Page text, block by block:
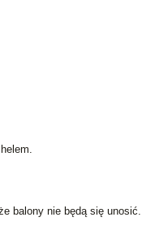
balony nie będą się unosić.